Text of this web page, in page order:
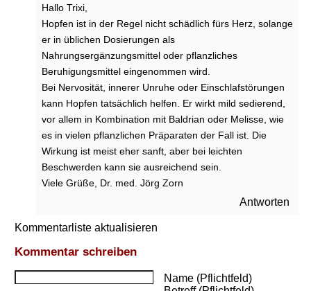
Hallo Trixi,
Hopfen ist in der Regel nicht schädlich fürs Herz, solange
er in üblichen Dosierungen als
Nahrungsergänzungsmittel oder pflanzliches
Beruhigungsmittel eingenommen wird.
Bei Nervosität, innerer Unruhe oder Einschlafstörungen
kann Hopfen tatsächlich helfen. Er wirkt mild sedierend,
vor allem in Kombination mit Baldrian oder Melisse, wie
es in vielen pflanzlichen Präparaten der Fall ist. Die
Wirkung ist meist eher sanft, aber bei leichten
Beschwerden kann sie ausreichend sein.
Viele Grüße, Dr. med. Jörg Zorn
Antworten
Kommentarliste aktualisieren
Kommentar schreiben
Name (Pflichtfeld)
e
l
c
h
a
t
ü
r
l
i
c
M
i
t